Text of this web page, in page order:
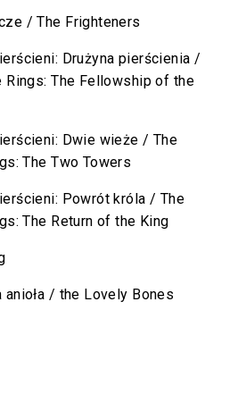
/ The Frighteners
Drużyna pierścienia /
Rings: The Fellowship of the
Dwie wieże / The
The Two Towers
Powrót króla / The
The Return of the King
/ the Lovely Bones